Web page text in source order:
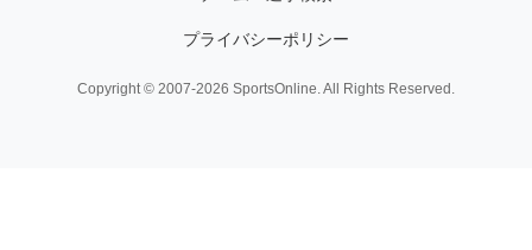
プライバシーポリシー
Copyright © 2007-2026 SportsOnline. All Rights Reserved.